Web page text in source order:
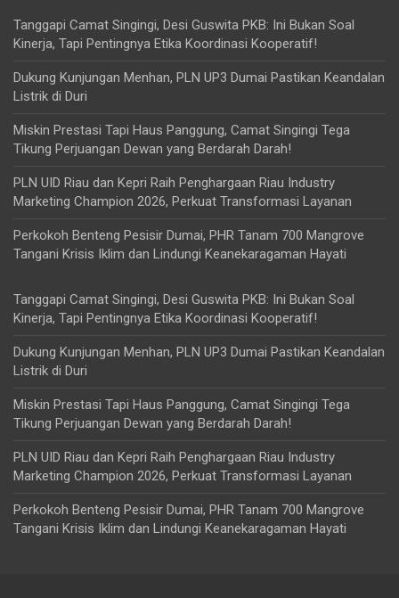
Tanggapi Camat Singingi, Desi Guswita PKB: Ini Bukan Soal
Kinerja, Tapi Pentingnya Etika Koordinasi Kooperatif!
Dukung Kunjungan Menhan, PLN UP3 Dumai Pastikan Keandalan
Listrik di Duri
Miskin Prestasi Tapi Haus Panggung, Camat Singingi Tega
Tikung Perjuangan Dewan yang Berdarah Darah!
PLN UID Riau dan Kepri Raih Penghargaan Riau Industry
Marketing Champion 2026, Perkuat Transformasi Layanan
Perkokoh Benteng Pesisir Dumai, PHR Tanam 700 Mangrove
Tangani Krisis Iklim dan Lindungi Keanekaragaman Hayati
Tanggapi Camat Singingi, Desi Guswita PKB: Ini Bukan Soal
Kinerja, Tapi Pentingnya Etika Koordinasi Kooperatif!
Dukung Kunjungan Menhan, PLN UP3 Dumai Pastikan Keandalan
Listrik di Duri
Miskin Prestasi Tapi Haus Panggung, Camat Singingi Tega
Tikung Perjuangan Dewan yang Berdarah Darah!
PLN UID Riau dan Kepri Raih Penghargaan Riau Industry
Marketing Champion 2026, Perkuat Transformasi Layanan
Perkokoh Benteng Pesisir Dumai, PHR Tanam 700 Mangrove
Tangani Krisis Iklim dan Lindungi Keanekaragaman Hayati